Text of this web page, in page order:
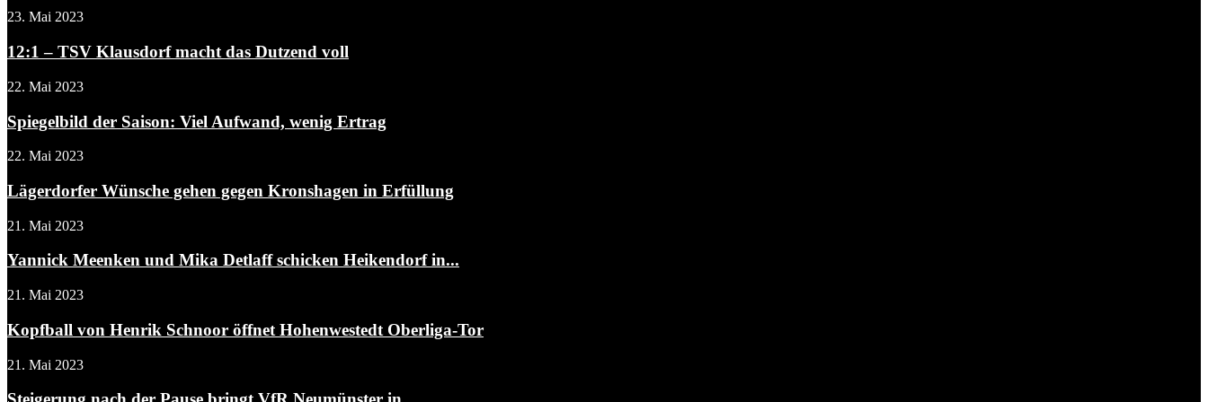
23. Mai 2023
12:1 – TSV Klausdorf macht das Dutzend voll
22. Mai 2023
Spiegelbild der Saison: Viel Aufwand, wenig Ertrag
22. Mai 2023
Lägerdorfer Wünsche gehen gegen Kronshagen in Erfüllung
21. Mai 2023
Yannick Meenken und Mika Detlaff schicken Heikendorf in...
21. Mai 2023
Kopfball von Henrik Schnoor öffnet Hohenwestedt Oberliga-Tor
21. Mai 2023